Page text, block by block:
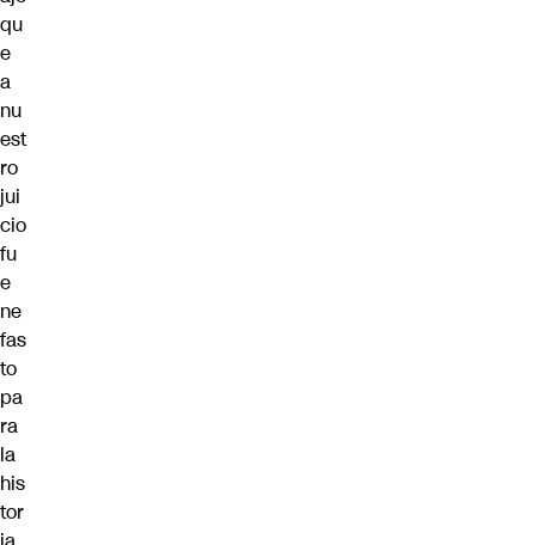
qu
e
a
nu
est
ro
jui
cio
fu
e
ne
fas
to
pa
ra
la
his
tor